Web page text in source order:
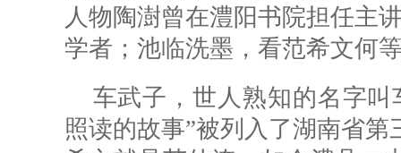
人物陶澍曾在澧阳书院担任主
学者；池临洗墨，看范希文何
车武子，世人熟知的名字
照读的故事”被列入了湖南省